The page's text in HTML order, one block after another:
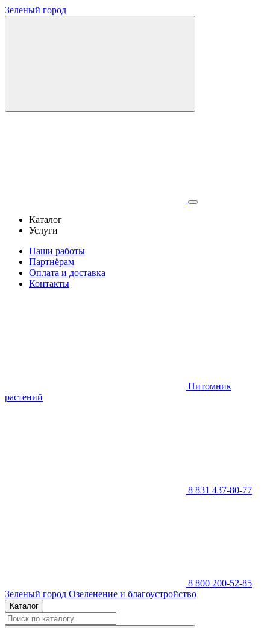
Зеленый город
Каталог
Услуги
Наши работы
Партнёрам
Оплата и доставка
Контакты
Питомник
растений
8 831 437-80-77
8 800 200-52-85
Зеленый город Озеленение и благоустройство
Каталог